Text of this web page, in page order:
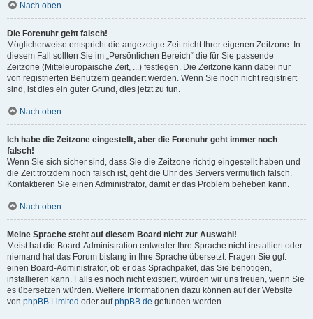
Nach oben
Die Forenuhr geht falsch!
Möglicherweise entspricht die angezeigte Zeit nicht Ihrer eigenen Zeitzone. In
diesem Fall sollten Sie im „Persönlichen Bereich“ die für Sie passende
Zeitzone (Mitteleuropäische Zeit, ...) festlegen. Die Zeitzone kann dabei nur
von registrierten Benutzern geändert werden. Wenn Sie noch nicht registriert
sind, ist dies ein guter Grund, dies jetzt zu tun.
Nach oben
Ich habe die Zeitzone eingestellt, aber die Forenuhr geht immer noch
falsch!
Wenn Sie sich sicher sind, dass Sie die Zeitzone richtig eingestellt haben und
die Zeit trotzdem noch falsch ist, geht die Uhr des Servers vermutlich falsch.
Kontaktieren Sie einen Administrator, damit er das Problem beheben kann.
Nach oben
Meine Sprache steht auf diesem Board nicht zur Auswahl!
Meist hat die Board-Administration entweder Ihre Sprache nicht installiert oder
niemand hat das Forum bislang in Ihre Sprache übersetzt. Fragen Sie ggf.
einen Board-Administrator, ob er das Sprachpaket, das Sie benötigen,
installieren kann. Falls es noch nicht existiert, würden wir uns freuen, wenn Sie
es übersetzen würden. Weitere Informationen dazu können auf der Website
von phpBB Limited oder aufphpBB.de gefunden werden.